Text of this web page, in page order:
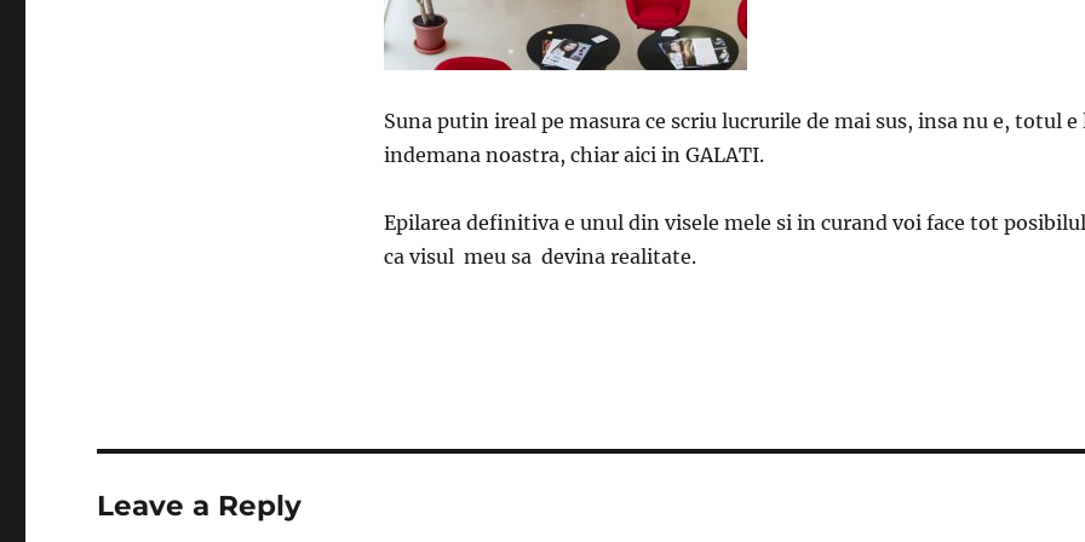
Suna putin ireal pe masura ce scriu lucrurile de mai sus, insa nu e, totul e
indemana noastra, chiar aici in GALATI.
Epilarea definitiva e unul din visele mele si in curand voi face tot posibilul
ca visul meu sa devina realitate.
Leave a Reply